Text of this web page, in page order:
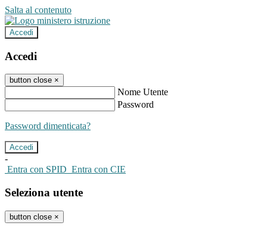
Salta al contenuto
Accedi
Accedi
button close ×
Nome Utente
Password
Password dimenticata?
-
Entra con SPID Entra con CIE
Seleziona utente
button close ×